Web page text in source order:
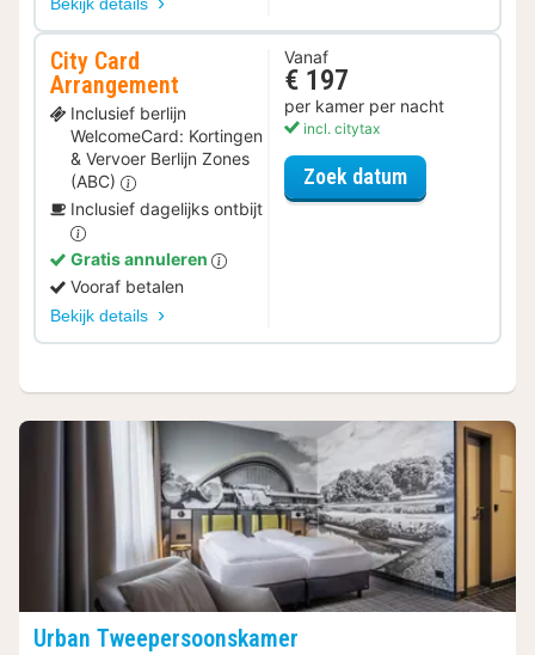
City Card
Arrangement
Inclusief berlijn
WelcomeCard: Kortingen
& Vervoer Berlijn Zones
(ABC)
Inclusief dagelijks ontbijt
Gratis annuleren
Vooraf betalen
Bekijk details
Vanaf
€ 197
per kamer per nacht
incl. citytax
Zoek datumvoor City
Urban Tweepersoonskamer